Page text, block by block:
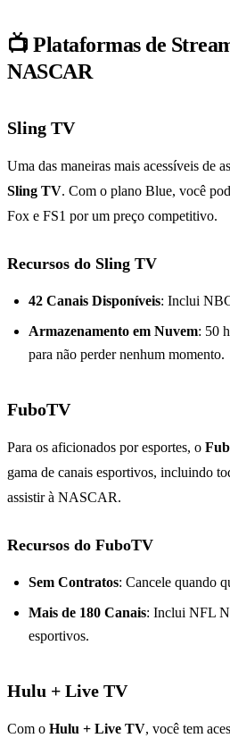
📺 Plataformas de
NASCAR
Sling TV
Uma das maneiras mais acessíveis de
Sling TV. Com o plano Blue, você
Fox e FS1 por um preço competitivo.
Recursos do Sling TV
42 Canais Disponíveis: Inclui
Armazenamento em Nuvem: 50
para não perder nenhum momento.
FuboTV
Para os aficionados por esportes, o
gama de canais esportivos, incluindo
assistir à NASCAR.
Recursos do FuboTV
Sem Contratos: Cancele quando
Mais de 180 Canais: Inclui NFL
esportivos.
Hulu + Live TV
Com o Hulu + Live TV, você tem